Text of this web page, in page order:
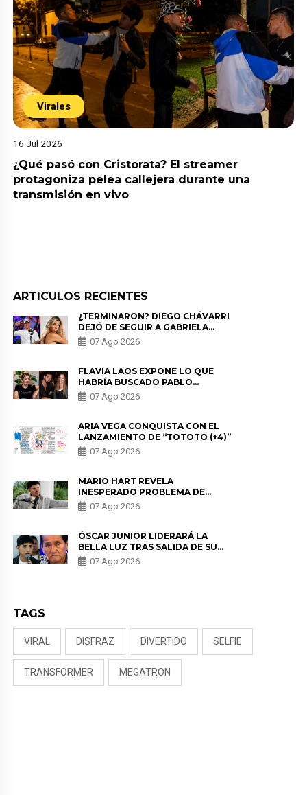
Virales
16 Jul 2026
¿Qué pasó con Cristorata? El streamer
protagoniza pelea callejera durante una
transmisión en vivo
ARTICULOS RECIENTES
¿TERMINARON? DIEGO CHÁVARRI
DEJÓ DE SEGUIR A GABRIELA
HERRERA Y ANUNCIA SU SALIDA
DE PÓDCAST
07 Ago 2026
FLAVIA LAOS EXPONE LO QUE
HABRÍA BUSCADO PABLO
HEREDIA CON ALE FULLER: “UNA
DE LAS PARTES QUERÍA EL
07 Ago 2026
ARIA VEGA CONQUISTA CON EL
LANZAMIENTO DE “TOTOTO (+4)”
07 Ago 2026
MARIO HART REVELA
INESPERADO PROBLEMA DE
SALUD ANTES DE SEPARARSE DE
KORINA: “ME ENCONTRARON UN
07 Ago 2026
ÓSCAR JUNIOR LIDERARÁ LA
BELLA LUZ TRAS SALIDA DE SU
PADRE POR POLÉMICA CON
NALDY SALDAÑA
07 Ago 2026
TAGS
VIRAL DISFRAZ DIVERTIDO SELFIE
TRANSFORMER MEGATRON